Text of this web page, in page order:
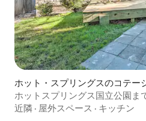
ホット・スプリングスのコテー
ホットスプリングス国立公園ま
グジー天国！
近隣 · 屋外スペース · キッチン